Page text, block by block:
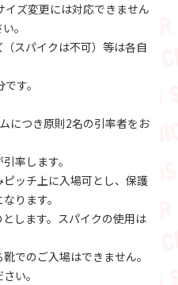
ズ変更には対応できません
。
スパイクは不可）等は各自
す。
につき原則2名の引率者をお
率します。
ッチ上に入場可とし、保護
ります。
します。スパイクの使用は
でのご入場はできません。
い。